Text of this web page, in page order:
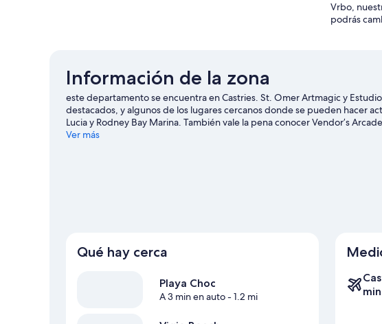
Vrbo,
podrás
Información de la zona
este departamento se encuentra en Castries. St. Omer Artmagic y
destacados, y algunos de los lugares cercanos donde se pueden hacer
Lucia y Rodney Bay Marina. También vale la pena conocer Vendor’s
Visita nuestra guía de Castries
Ver más
Qué hay cerca
Playa Choc
A 3 min en auto- 1.2 mi